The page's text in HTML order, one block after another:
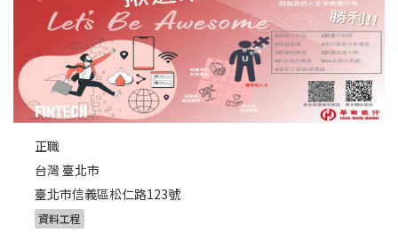
正職
台灣 臺北市
臺北市信義區松仁路123號
資料工程